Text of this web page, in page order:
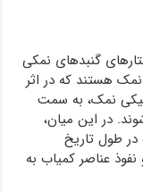
گنبدهای نمکی
هستند که در اثر
نمک، به سمت
در این میان،
طول تاریخ
عناصر کمیاب به